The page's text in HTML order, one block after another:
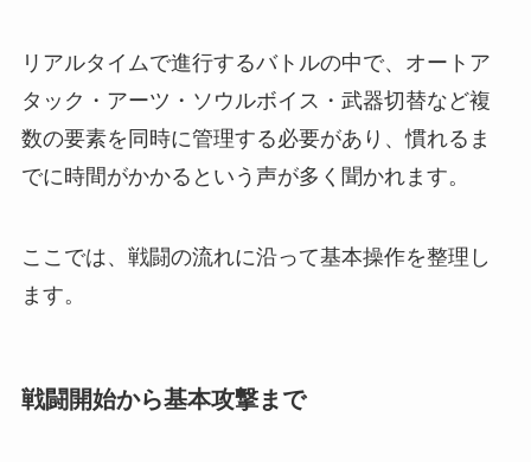
リアルタイムで進行するバトルの中で、オートア
タック・アーツ・ソウルボイス・武器切替など複
数の要素を同時に管理する必要があり、慣れるま
でに時間がかかるという声が多く聞かれます。
ここでは、戦闘の流れに沿って基本操作を整理し
ます。
戦闘開始から基本攻撃まで